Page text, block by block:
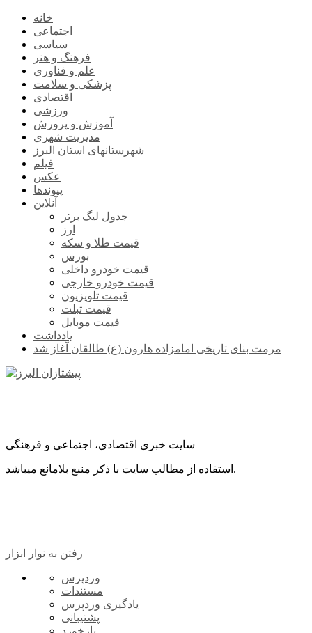
خانه
اجتماعی
سیاسی
فرهنگ و هنر
علم و فناوری
پزشکی و سلامت
اقتصادی
ورزشی
آموزش و پرورش
مدیریت شهری
شهرستانهای استان البرز
فیلم
عکس
پیوندها
آنلاین
جدول لیگ برتر
ارز
قیمت طلا و سکه
بورس
قیمت خودرو داخلی
قیمت خودرو خارجی
قیمت تلویزیون
قیمت تبلت
قیمت موبایل
یادداشت
مرمت بنای تاریخی امامزاده هارون (ع) طالقان آغاز شد
سایت خبری اقتصادی، اجتماعی و فرهنگی
استفاده از مطالب سایت با ذکر منبع بلامانع میباشد.
رفتن به نوار ابزار
درباره
وردپرس
وردپرس
مستندات
یادگیری وردپرس
پشتیبانی
بازخورد